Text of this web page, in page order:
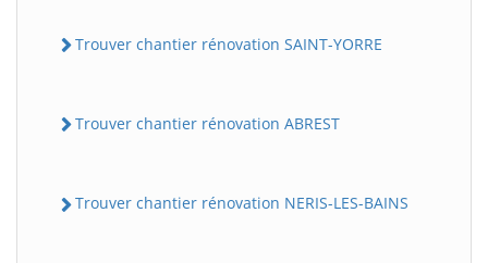
Trouver chantier rénovation SAINT-YORRE
Trouver chantier rénovation ABREST
Trouver chantier rénovation NERIS-LES-BAINS